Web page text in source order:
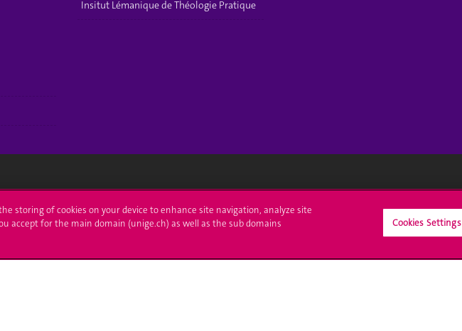
Insitut Lémanique de Théologie Pratique
Immatriculations
Démarches administratives Médias
the storing of cookies on your device to enhance site navigation, analyze site
accept for the main domain (unige.ch) as well as the sub domains
Cookies Settings